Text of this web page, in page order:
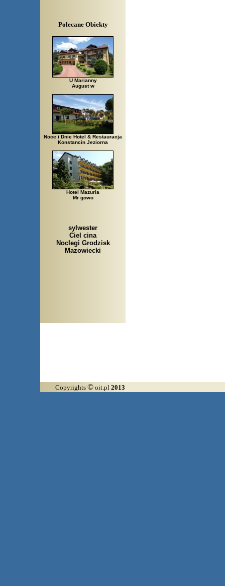
Polecane Obiekty
U Marianny
August w
Noce i Dnie Hotel & Restauracja
Konstancin Jeziorna
Hotel Mazuria
Mr gowo
sylwester
Ciel cina
Noclegi Grodzisk
Mazowiecki
Copyrights © oit.pl 2013